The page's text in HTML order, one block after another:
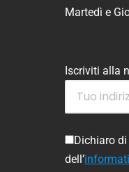
Martedì e
Iscriviti alla
Dichiaro
dell’